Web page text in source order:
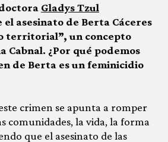
Gladys Tzul
el asesinato de Berta Cáceres
territorial”, un concepto
Cabnal. ¿Por qué podemos
de Berta es un feminicidio
crimen se apunta a romper
comunidades, la vida, la forma
que el asesinato de las